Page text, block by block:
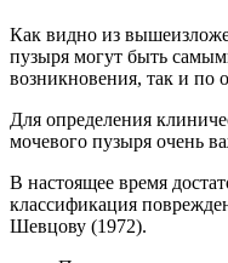
Как видно из
пузыря могут быть
возникновения, так и по
Для определения
мочевого пузыря очень
В настоящее время
классификация
Шевцову (1972).